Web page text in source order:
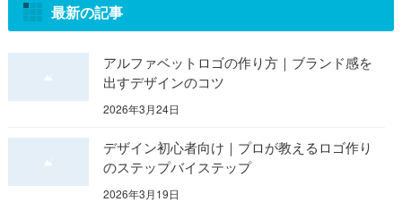
最新の記事
アルファベットロゴの作り方｜ブランド感を
出すデザインのコツ
2026年3月24日
デザイン初心者向け｜プロが教えるロゴ作り
のステップバイステップ
2026年3月19日